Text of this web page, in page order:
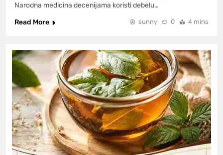
Narodna medicina decenijama koristi debelu…
Read More
sunny 0 4 mins